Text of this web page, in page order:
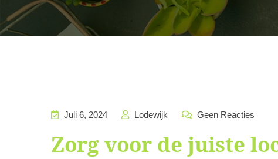
Juli 6, 2024 Lodewijk Geen Reacties
Zorg voor de juiste